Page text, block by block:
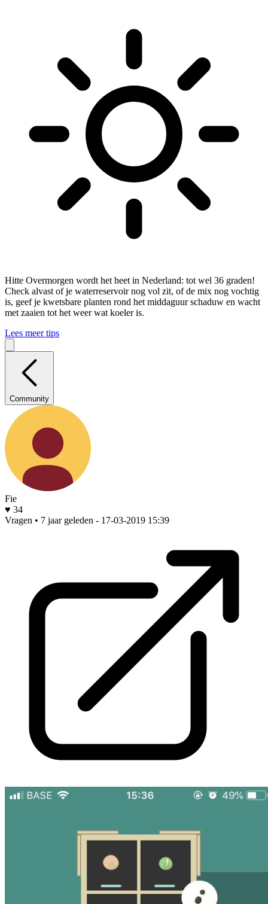
Hitte Overmorgen wordt het heet in Nederland: tot wel 36 graden!
Check alvast of je waterreservoir nog vol zit, of de mix nog vochtig
is, geef je kwetsbare planten rond het middaguur schaduw en wacht
met zaaien tot het weer wat koeler is.
Lees meer tips
Community
Fie
♥ 34
Vragen • 7 jaar geleden - 17-03-2019 15:39